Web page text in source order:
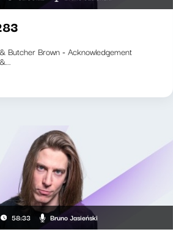
Butcher Brown - Acknowledgement
58:33 Bruno Jasieński